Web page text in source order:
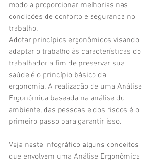
modo a proporcionar melhorias nas
condições de conforto e segurança no
trabalho.
Adotar princípios ergonômicos visando
adaptar o trabalho às características do
trabalhador a fim de preservar sua
saúde é o princípio básico da
ergonomia. A realização de uma Análise
Ergonômica baseada na análise do
ambiente, das pessoas e dos riscos é o
primeiro passo para garantir isso.
Veja neste infográfico alguns conceitos
que envolvem uma Análise Ergonômica